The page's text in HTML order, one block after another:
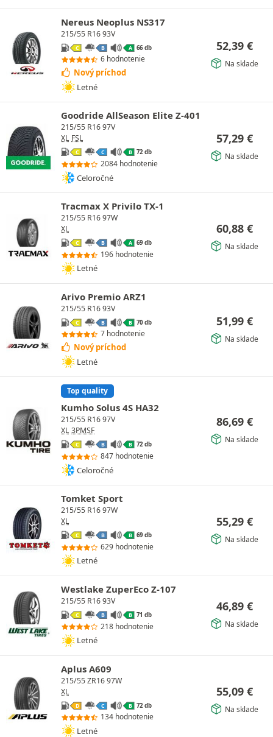
Nereus Neoplus NS317
215/55 R16 93V
C B A 66 db
6 hodnotenie
Nový príchod
Letné
52,39 €
Na sklade
Goodride AllSeason Elite Z-401
215/55 R16 97V
XL FSL
C C B 72 db
2084 hodnotenie
Celoročné
57,29 €
Na sklade
Tracmax X Privilo TX-1
215/55 R16 97W
XL
C B A 69 db
196 hodnotenie
Letné
60,88 €
Na sklade
Arivo Premio ARZ1
215/55 R16 93V
C B B 70 db
7 hodnotenie
Nový príchod
Letné
51,99 €
Na sklade
Top quality
Kumho Solus 4S HA32
215/55 R16 97V
XL 3PMSF
C B B 72 db
847 hodnotenie
Celoročné
86,69 €
Na sklade
Tomket Sport
215/55 R16 97W
XL
C B B 69 db
629 hodnotenie
Letné
55,29 €
Na sklade
Westlake ZuperEco Z-107
215/55 R16 93V
C B B 71 db
218 hodnotenie
Letné
46,89 €
Na sklade
Aplus A609
215/55 ZR16 97W
XL
D C B 72 db
134 hodnotenie
Letné
55,09 €
Na sklade